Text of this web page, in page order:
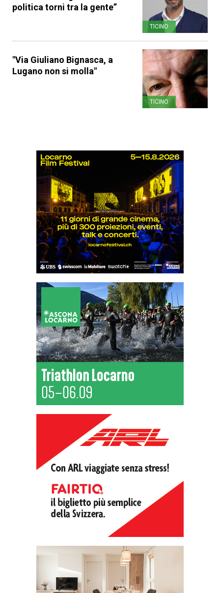
politica torni tra la gente”
TICINO
"Via Giuliano Bignasca, a
Lugano non si molla"
TICINO